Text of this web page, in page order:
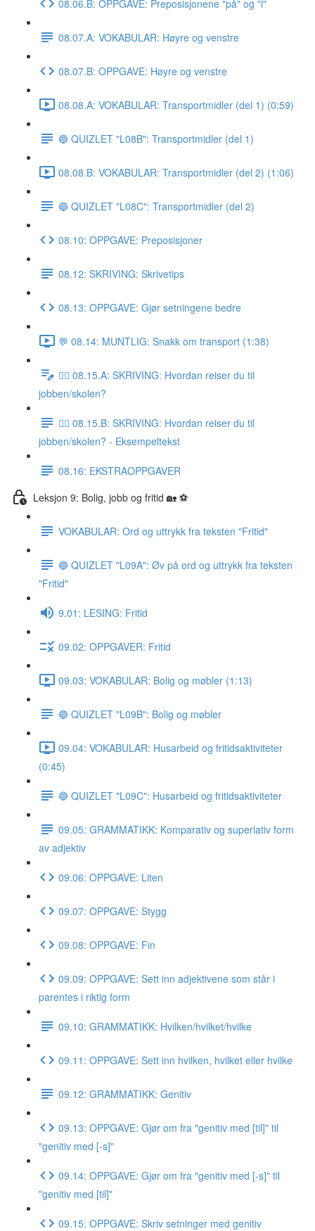
08.06.B: OPPGAVE: Preposisjonene "på" og "i"
08.07.A: VOKABULAR: Høyre og venstre
08.07.B: OPPGAVE: Høyre og venstre
08.08.A: VOKABULAR: Transportmidler (del 1) (0:59)
🔵 QUIZLET "L08B": Transportmidler (del 1)
08.08.B: VOKABULAR: Transportmidler (del 2) (1:06)
🔵 QUIZLET "L08C": Transportmidler (del 2)
08.10: OPPGAVE: Preposisjoner
08.12: SKRIVING: Skrivetips
08.13: OPPGAVE: Gjør setningene bedre
💬 08.14: MUNTLIG: Snakk om transport (1:38)
✍🏼 08.15.A: SKRIVING: Hvordan reiser du til
jobben/skolen?
✍🏼 08.15.B: SKRIVING: Hvordan reiser du til
jobben/skolen? - Eksempeltekst
08.16: EKSTRAOPPGAVER
Leksjon 9: Bolig, jobb og fritid 🏡 ⚽️
VOKABULAR: Ord og uttrykk fra teksten "Fritid"
🔵 QUIZLET "L09A": Øv på ord og uttrykk fra teksten
"Fritid"
9.01: LESING: Fritid
09.02: OPPGAVER: Fritid
09.03: VOKABULAR: Bolig og møbler (1:13)
🔵 QUIZLET "L09B": Bolig og møbler
09.04: VOKABULAR: Husarbeid og fritidsaktiviteter
(0:45)
🔵 QUIZLET "L09C": Husarbeid og fritidsaktiviteter
09.05: GRAMMATIKK: Komparativ og superlativ form
av adjektiv
09.06: OPPGAVE: Liten
09.07: OPPGAVE: Stygg
09.08: OPPGAVE: Fin
09.09: OPPGAVE: Sett inn adjektivene som står i
parentes i riktig form
09.10: GRAMMATIKK: Hvilken/hvilket/hvilke
09.11: OPPGAVE: Sett inn hvilken, hvilket eller hvilke
09.12: GRAMMATIKK: Genitiv
09.13: OPPGAVE: Gjør om fra "genitiv med [til]" til
"genitiv med [-s]"
09.14: OPPGAVE: Gjør om fra "genitiv med [-s]" til
"genitiv med [til]"
09.15: OPPGAVE: Skriv setninger med genitiv